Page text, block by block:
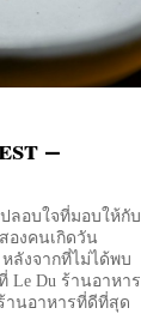
–
ปลอบใจที่มอบให้กับ
องคนเกิดวัน
ลังจากที่ไม่ได้พบ
Le Du ร้านอาหาร
านอาหารที่ดีที่สุด